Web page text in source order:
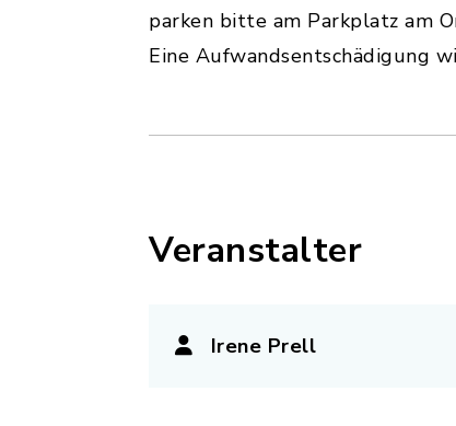
parken bitte am Parkplatz am
Eine Aufwandsentschädigung
Veranstalter
Irene Prell